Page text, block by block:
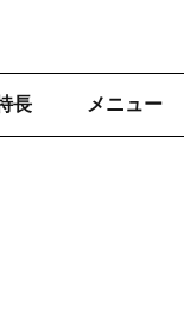
長 メニュー